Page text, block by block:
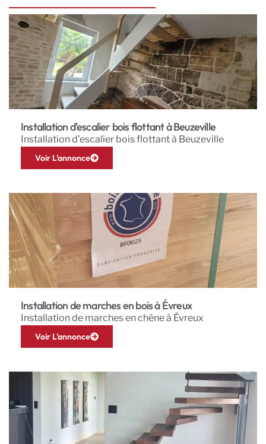
Installation d'escalier bois flottant à Beuzeville
Installation d’escalier bois flottant à Beuzeville
Voir L'annonce
Installation de marches en bois à Évreux
Installation de marches en chêne à Évreux
Voir L'annonce